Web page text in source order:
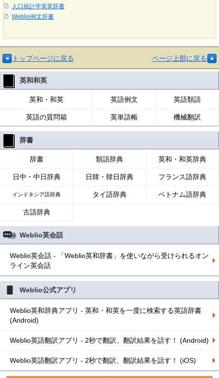
人口統計学英英辞書
Weblio例文辞書
トップページに戻る ページ上部に戻る
英和和英
英和・和英 英語例文 英語類語
英語の質問箱 英単語帳 機械翻訳
辞書
辞書 類語辞典 英和・和英辞典
日中・中日辞典 日韓・韓日辞典 フランス語辞典
インドネシア語辞典 タイ語辞典 ベトナム語辞典
古語辞典
Weblio英会話
Weblio英会話 - 「Weblio英和辞書」を使いながら受けられるオン
ライン英会話
Weblio公式アプリ
Weblio英和辞典アプリ - 英和・和英を一度に検索する英語辞書
(Android)
Weblio英語翻訳アプリ - 2秒で翻訳、翻訳結果を話す！ (Android)
Weblio英語翻訳アプリ - 2秒で翻訳、翻訳結果を話す！ (iOS)